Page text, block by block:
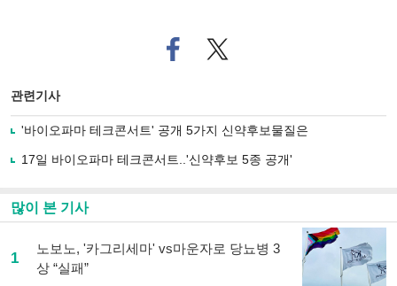
페
이
로
기
사
기
트위
터로
관련기사
'바이오파마 테크콘서트' 공개 5가지 신약후보물질은
17일 바이오파마 테크콘서트..'신약후보 5종 공개'
많이 본 기사
1
노보노, '카그리세마' vs마운자로 당뇨병 3
상 “실패”